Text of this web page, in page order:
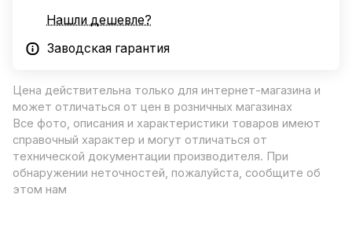
Нашли дешевле?
Заводская гарантия
Цена действительна только для интернет-магазина и
может отличаться от цен в розничных магазинах
Все фото, описания и характеристики товаров имеют
справочный характер и могут отличаться от
технической документации производителя. При
обнаружении неточностей, пожалуйста, сообщите об
этом нам